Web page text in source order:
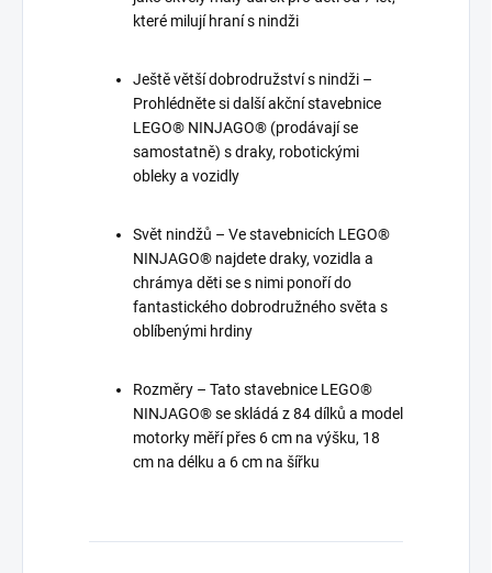
které milují hraní s nindži
Ještě větší dobrodružství s nindži –
Prohlédněte si další akční stavebnice
LEGO® NINJAGO® (prodávají se
samostatně) s draky, robotickými
obleky a vozidly
Svět nindžů – Ve stavebnicích LEGO®
NINJAGO® najdete draky, vozidla a
chrámya děti se s nimi ponoří do
fantastického dobrodružného světa s
oblíbenými hrdiny
Rozměry – Tato stavebnice LEGO®
NINJAGO® se skládá z 84 dílků a model
motorky měří přes 6 cm na výšku, 18
cm na délku a 6 cm na šířku